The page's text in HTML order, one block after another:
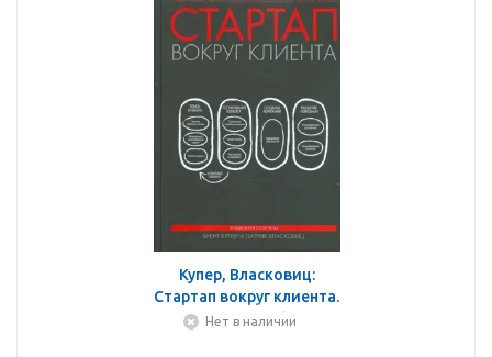
Купер, Власковиц:
Стартап вокруг клиента.
Как построить бизнес
Нет в наличии